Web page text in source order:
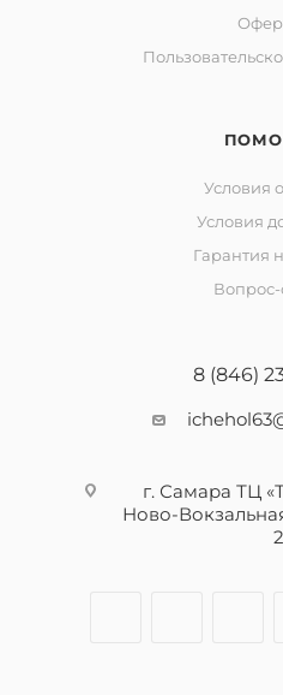
Условия
Условия
Гарантия
Вопрос-
8 (846)
г. Самара ТЦ
Ново-